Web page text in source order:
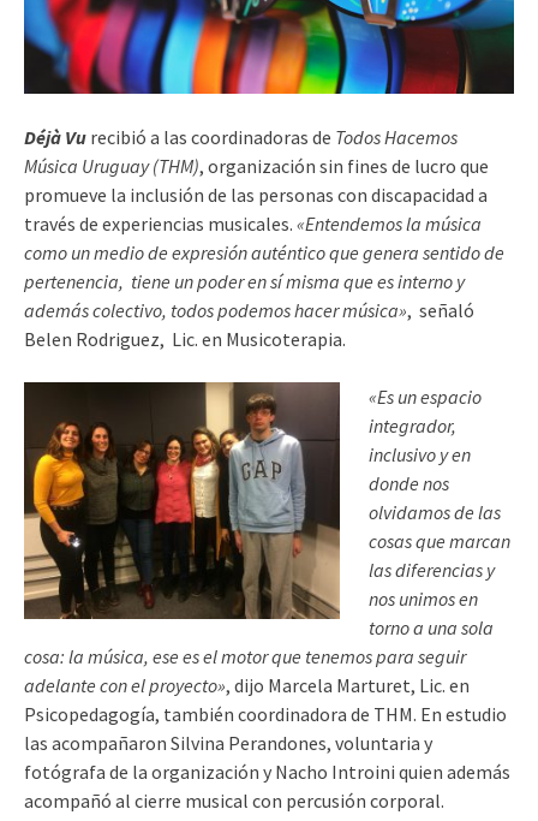
Déjà Vu recibió a las coordinadoras de Todos Hacemos
Música Uruguay (THM), organización sin fines de lucro que
promueve la inclusión de las personas con discapacidad a
través de experiencias musicales. «Entendemos la música
como un medio de expresión auténtico que genera sentido de
pertenencia, tiene un poder en sí misma que es interno y
además colectivo, todos podemos hacer música», señaló
Belen Rodriguez, Lic. en Musicoterapia.
«Es un espacio
integrador,
inclusivo y en
donde nos
olvidamos de las
cosas que marcan
las diferencias y
nos unimos en
torno a una sola
cosa: la música, ese es el motor que tenemos para seguir
adelante con el proyecto», dijo Marcela Marturet, Lic. en
Psicopedagogía, también coordinadora de THM. En estudio
las acompañaron Silvina Perandones, voluntaria y
fotógrafa de la organización y Nacho Introini quien además
acompañó al cierre musical con percusión corporal.